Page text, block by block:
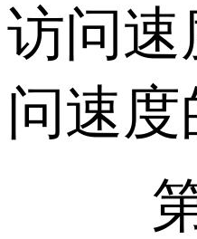
访问速
问速
第